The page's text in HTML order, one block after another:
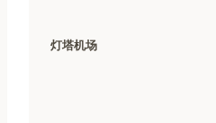
灯塔机场